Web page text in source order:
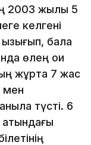
2003 жылы 5
келгені
бала
өлең оқи
жұртқа 7 жас
мен
түсті. 6